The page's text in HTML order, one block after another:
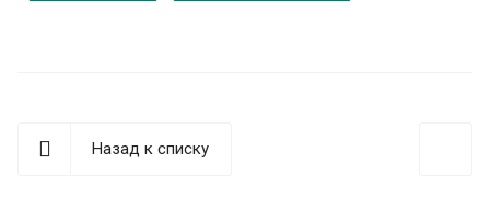
Назад к списку